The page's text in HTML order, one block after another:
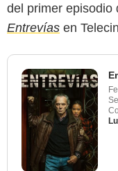
del primer episodio
Entrevías en